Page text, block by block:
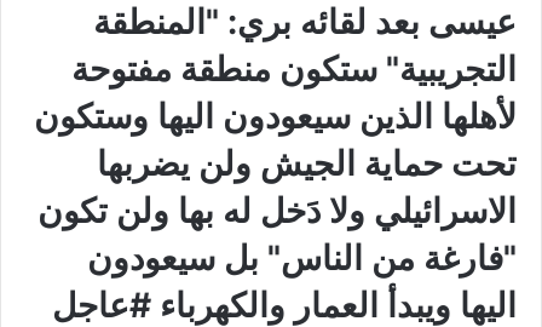
عيسى​ بعد لقائه بري​: "المنطقة
التجريبية" ستكون منطقة مفتوحة
لأهلها الذين سيعودون اليها وستكون
تحت حماية الجيش ولن يضربها
الاسرائيلي ولا دَخل له بها ولن تكون
"فارغة من الناس" بل سيعودون
اليها ويبدأ العمار والكهرباء #عاجل